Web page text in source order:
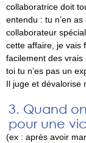
collaboratrice doit
entendu : tu n’en
collaborateur
cette affaire, je vais
facilement des vrais
toi tu n’es pas un
Il juge et dévalorise
Quand
pour une
(ex : après avoir